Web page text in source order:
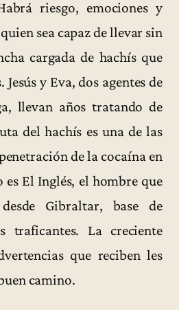
riesgo, emociones y
sea capaz de llevar sin
cargada de hachís que
y Eva, dos agentes de
llevan años tratando de
del hachís es una de las
de la cocaína en
es El Inglés, el hombre que
Gibraltar, base de
traficantes. La creciente
que reciben les
camino.